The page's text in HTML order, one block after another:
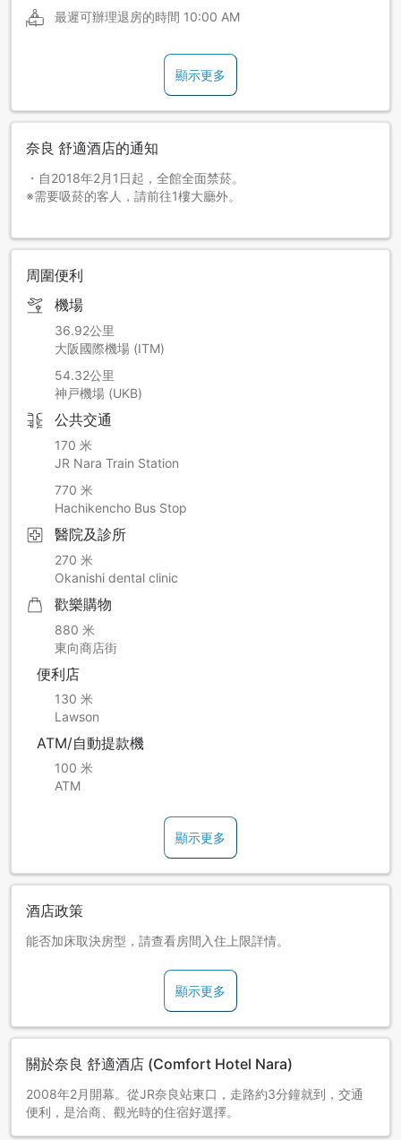
最遲可辦理退房的時間 10:00 AM
顯示更多
奈良 舒適酒店的通知
・自2018年2月1日起，全館全面禁菸。
※需要吸菸的客人，請前往1樓大廳外。
周圍便利
機場
36.92公里
大阪國際機場 (ITM)
54.32公里
神戸機場 (UKB)
公共交通
170 米
JR Nara Train Station
770 米
Hachikencho Bus Stop
醫院及診所
270 米
Okanishi dental clinic
歡樂購物
880 米
東向商店街
便利店
130 米
Lawson
ATM/自動提款機
100 米
ATM
顯示更多
酒店政策
能否加床取決房型，請查看房間入住上限詳情。
顯示更多
關於奈良 舒適酒店 (Comfort Hotel Nara)
2008年2月開幕。從JR奈良站東口，走路約3分鐘就到，交通
便利，是洽商、觀光時的住宿好選擇。